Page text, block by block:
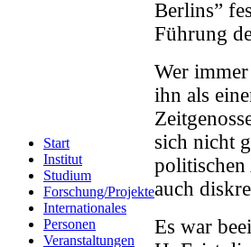
Start
Institut
Studium
Forschung/Projekte
Internationales
Personen
Veranstaltungen
Berlins”
Führung
Wer
ihn als
sich nicht
auch
Es war